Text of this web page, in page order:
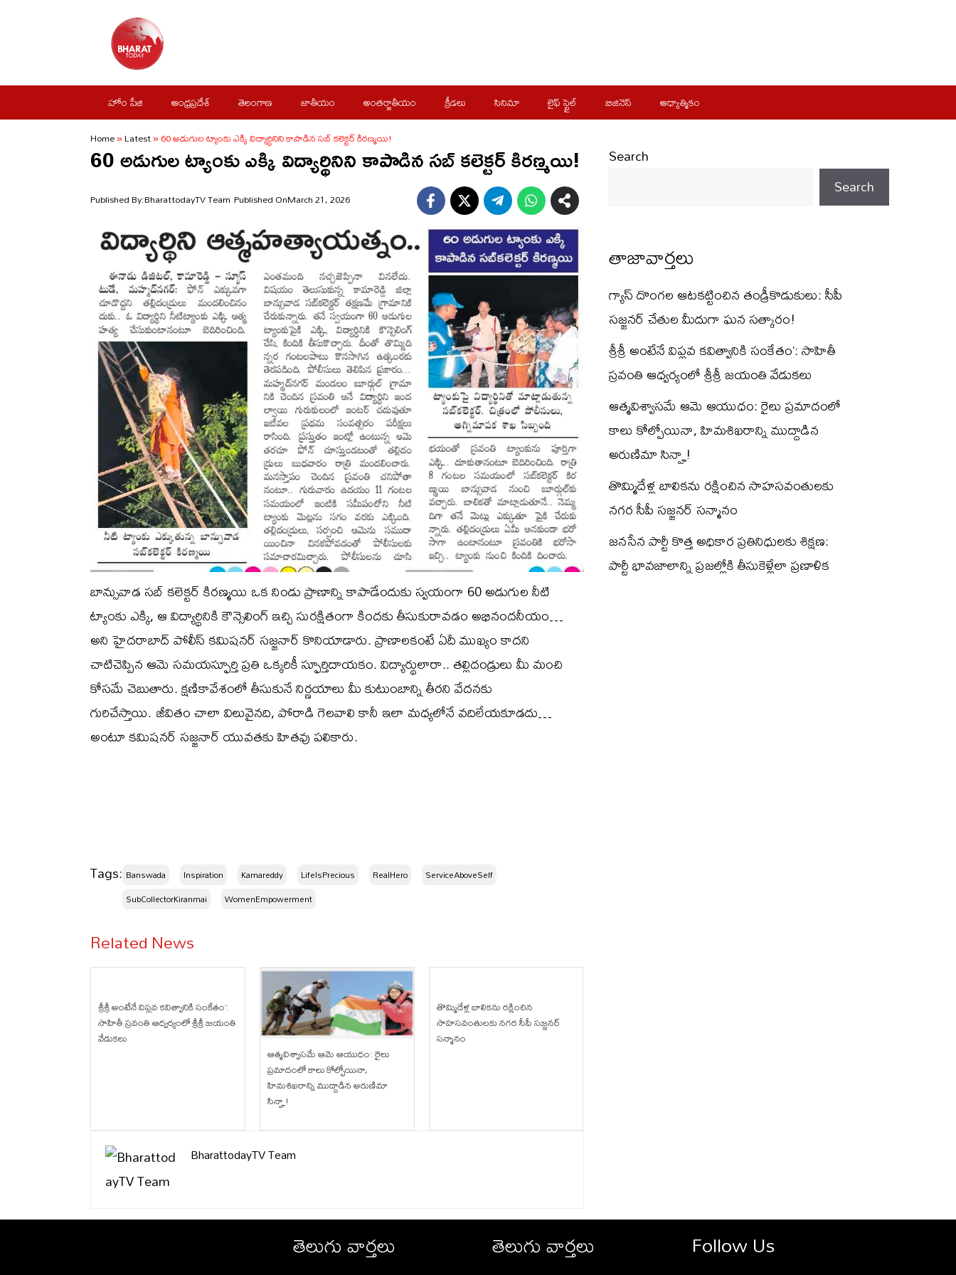
హోం పేజి ఆంధ్రప్రదేశ్ తెలంగాణ జాతీయం అంతర్జాతీయం క్రీడలు సినిమా లైఫ్ స్టైల్ బిజినెస్ ఆధ్యాత్మికం
Home»Latest»60 అడుగుల ట్యాంకు ఎక్కి విద్యార్థినిని కాపాడిన సబ్ కలెక్టర్ కిరణ్మయి!
60 అడుగుల ట్యాంకు ఎక్కి విద్యార్థినిని కాపాడిన సబ్ కలెక్టర్ కిరణ్మయి!
Published By:BharattodayTV Team Published OnMarch 21, 2026
బాన్సువాడ సబ్ కలెక్టర్ కిరణ్మయి ఒక నిండు ప్రాణాన్ని కాపాడేందుకు స్వయంగా 60 అడుగుల నీటి
ట్యాంకు ఎక్కి, ఆ విద్యార్థినికి కౌన్సెలింగ్ ఇచ్చి సురక్షితంగా కిందకు తీసుకురావడం అభినందనీయం…
అని హైదరాబాద్ పోలీస్ కమిషనర్ సజ్జనార్ కొనియాడారు. ప్రాణాలకంటే ఏదీ ముఖ్యం కాదని
చాటిచెప్పిన ఆమె సమయస్ఫూర్తి ప్రతి ఒక్కరికీ స్ఫూర్తిదాయకం. విద్యార్థులారా.. తల్లిదండ్రులు మీ మంచి
కోసమే చెబుతారు. క్షణికావేశంలో తీసుకునే నిర్ణయాలు మీ కుటుంబాన్ని తీరని వేదనకు
గురిచేస్తాయి. జీవితం చాలా విలువైనది, పోరాడి గెలవాలి కానీ ఇలా మధ్యలోనే వదిలేయకూడదు…
అంటూ కమిషనర్ సజ్జనార్ యువతకు హితవు పలికారు.
Tags: Banswada Inspiration Kamareddy LifeIsPrecious RealHero
ServiceAboveSelf
SubCollectorKiranmai
WomenEmpowerment
Related News
శ్రీశ్రీ అంటేనే విప్లవ కవిత్వానికి సంకేతం’:
సాహితీ స్రవంతి ఆధ్వర్యంలో శ్రీశ్రీ జయంతి
వేడుకలు
ఆత్మవిశ్వాసమే ఆమె ఆయుధం: రైలు
ప్రమాదంలో కాలు కోల్పోయినా,
హిమశిఖరాన్ని ముద్దాడిన అరుణిమా
సిన్హా!
తొమ్మిదేళ్ల బాలికను రక్షించిన
సాహసవంతులకు నగర సీపీ సజ్జనర్
సన్మానం
BharattodayTV Team
Search
Search
తాజావార్తలు
గ్యాస్ దొంగల ఆటకట్టించిన తండ్రీకొడుకులు: సీపీ
సజ్జనర్ చేతుల మీదుగా ఘన సత్కారం!
శ్రీశ్రీ అంటేనే విప్లవ కవిత్వానికి సంకేతం’: సాహితీ
స్రవంతి ఆధ్వర్యంలో శ్రీశ్రీ జయంతి వేడుకలు
ఆత్మవిశ్వాసమే ఆమె ఆయుధం: రైలు ప్రమాదంలో
కాలు కోల్పోయినా, హిమశిఖరాన్ని ముద్దాడిన
అరుణిమా సిన్హా!
తొమ్మిదేళ్ల బాలికను రక్షించిన సాహసవంతులకు
నగర సీపీ సజ్జనర్ సన్మానం
జనసేన పార్టీ కొత్త అధికార ప్రతినిధులకు శిక్షణ:
పార్టీ భావజాలాన్ని ప్రజల్లోకి తీసుకెళ్లేలా ప్రణాళిక
తెలుగు వార్తలు తెలుగు వార్తలు Follow Us